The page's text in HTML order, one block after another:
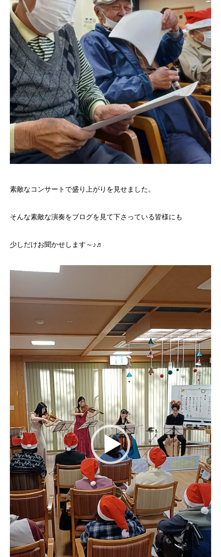
素敵なコンサートで盛り上がりを見せました。
そんな素敵な演奏をブログを見て下さっている皆様にも
少しだけお聞かせします～♪♬
動
ー
ヤ